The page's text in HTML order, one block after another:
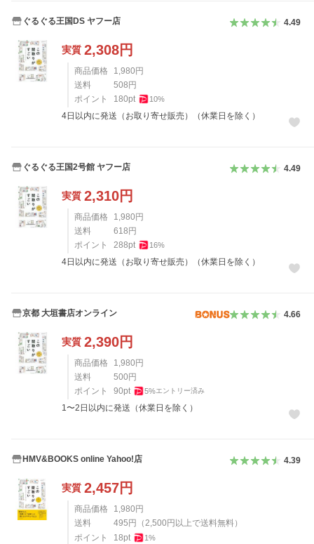
ぐるぐる王国DS ヤフー店 4.49
実質 2,308円
商品価格 1,980 円
送料
508 円
ポイント
180pt 10%
4日以内に発送（お取り寄せ販売）（休業日を除く）
ぐるぐる王国2号館 ヤフー店 4.49
実質 2,310円
商品価格 1,980 円
送料
618 円
ポイント
288pt 16%
4日以内に発送（お取り寄せ販売）（休業日を除く）
京都 大垣書店オンライン 4.66
実質 2,390円
商品価格 1,980 円
送料
500 円
ポイント
90pt 5%エントリー済み
1〜2日以内に発送（休業日を除く）
HMV&BOOKS online Yahoo!店 4.39
実質 2,457円
商品価格 1,980 円
送料
495 円 （2,500 円以上で送料無料）
ポイント
18pt 1%